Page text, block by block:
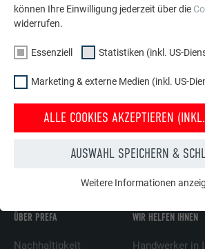
Dank des geringen Gewichts eignen sich
hervorragend für die Sanierung
MEHR INFOS
ÜBER PREFA
Nachhaltigkeit
WIR HELFEN IHNEN
Handwerker in
können Ihre Einwilligung jederzeit über die
widerrufen.
Essenziell Statistiken (inkl. US-
Marketing & externe Medien (inkl. US-
ALLE COOKIES AKZEPTIEREN
AUSWAHL SPEICHERN &
Funktionen der Website benötigt. Dadurch
Weitere Informationen